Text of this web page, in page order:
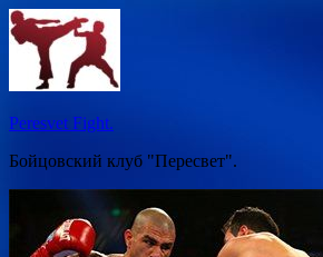
Перейти
к
содержимому
Peresvet Fight.
Бойцовский клуб "Пересвет".